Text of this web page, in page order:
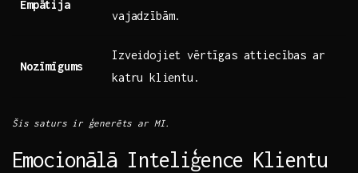
Empātija
vajadzībām.
Nozīmīgums
Izveidojiet vērtīgas attiecības ar
katru⁢ klientu.
Šis ​saturs ⁤ir ‍ģenerēts ar MI.
Emocionālā Inteliģence Klientu